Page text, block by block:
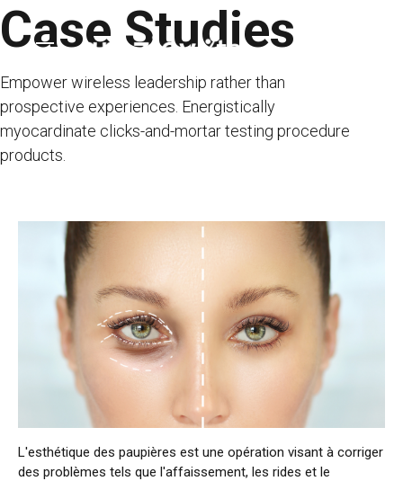
Skip
to
content
PAGE D’ACCUEIL
SERVICES DE TRAITEMENT
SERVICES
ÉTABLISSEMENTS DE SANTÉ SOUS
CONTRAT
CONTACT
Français
Case Studies
Empower wireless leadership rather than
prospective experiences. Energistically
myocardinate clicks-and-mortar testing procedure
products.
L'esthétique des paupières est une opération visant à corriger
des problèmes tels que l'affaissement, les rides et le